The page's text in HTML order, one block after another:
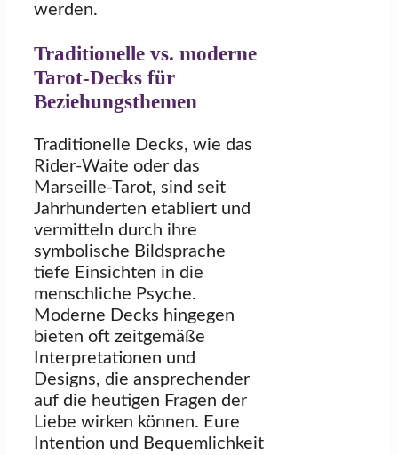
werden.
Traditionelle vs. moderne
Tarot-Decks für
Beziehungsthemen
Traditionelle Decks, wie das
Rider-Waite oder das
Marseille-Tarot, sind seit
Jahrhunderten etabliert und
vermitteln durch ihre
symbolische Bildsprache
tiefe Einsichten in die
menschliche Psyche.
Moderne Decks hingegen
bieten oft zeitgemäße
Interpretationen und
Designs, die ansprechender
auf die heutigen Fragen der
Liebe wirken können. Eure
Intention und Bequemlichkeit